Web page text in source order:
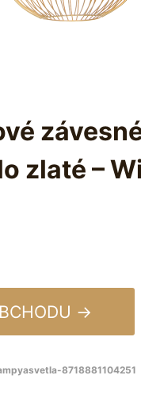
zlaté –
→
8718881104251